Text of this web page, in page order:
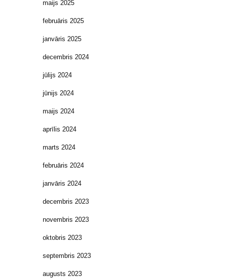
maijs 2025
februāris 2025
janvāris 2025
decembris 2024
jūlijs 2024
jūnijs 2024
maijs 2024
aprīlis 2024
marts 2024
februāris 2024
janvāris 2024
decembris 2023
novembris 2023
oktobris 2023
septembris 2023
augusts 2023